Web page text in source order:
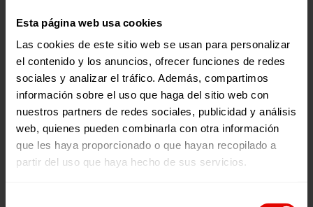
Esta página web usa cookies
Las cookies de este sitio web se usan para personalizar
el contenido y los anuncios, ofrecer funciones de redes
sociales y analizar el tráfico. Además, compartimos
información sobre el uso que haga del sitio web con
nuestros partners de redes sociales, publicidad y análisis
web, quienes pueden combinarla con otra información
que les haya proporcionado o que hayan recopilado a
partir del uso que haya hecho de sus servicios.
Memorias
INFORME ANUAL
ENTRECULTURAS 2025
Revista trimestral
REVISTA TRIMESTRAL
101